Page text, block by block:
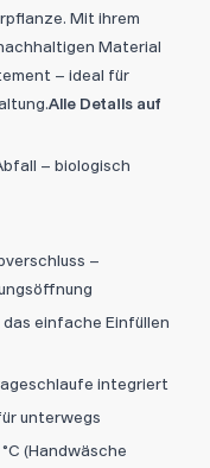
Mit ihrem
Material
– ideal für
Alle Details auf
– biologisch
–
einfache Einfüllen
integriert
unterwegs
(Handwäsche